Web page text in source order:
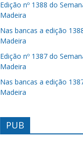
Edição nº 1388 do
Madeira
Nas bancas a edição
Madeira
Edição nº 1387 do
Madeira
Nas bancas a edição
Madeira
PUB